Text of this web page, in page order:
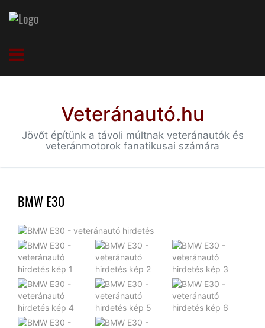
Veteránautó.hu
Jövőt építünk a távoli múltnak veteránautók és
veteránmotorok fanatikusai számára
BMW E30